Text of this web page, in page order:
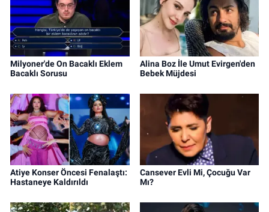
Milyoner'de On Bacaklı Eklem
Bacaklı Sorusu
Alina Boz İle Umut Evirgen'den
Bebek Müjdesi
Atiye Konser Öncesi Fenalaştı:
Hastaneye Kaldırıldı
Cansever Evli Mi, Çocuğu Var
Mı?